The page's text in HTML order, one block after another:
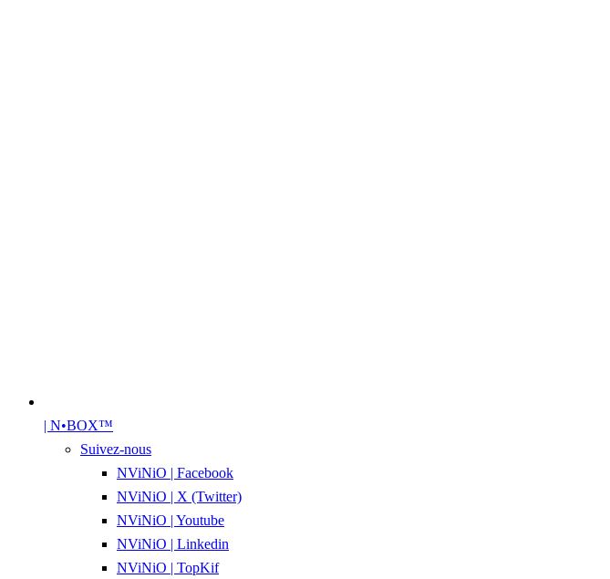
| N•BOX™
Suivez-nous
NViNiO | Facebook
NViNiO | X (Twitter)
NViNiO | Youtube
NViNiO | Linkedin
NViNiO | TopKif